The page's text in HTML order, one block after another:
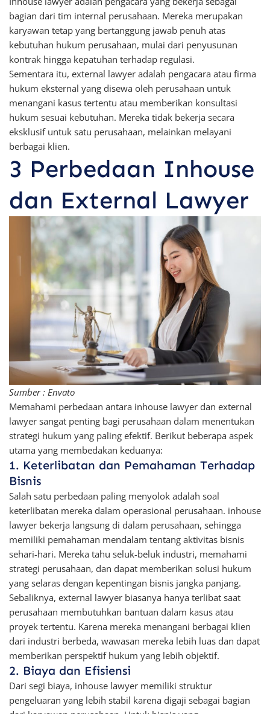
bagian dari tim internal perusahaan. Mereka merupakan
karyawan tetap yang bertanggung jawab penuh atas
kebutuhan hukum perusahaan, mulai dari penyusunan
kontrak hingga kepatuhan terhadap regulasi.
Sementara itu, external lawyer adalah pengacara atau firma
hukum eksternal yang disewa oleh perusahaan untuk
menangani kasus tertentu atau memberikan konsultasi
hukum sesuai kebutuhan. Mereka tidak bekerja secara
eksklusif untuk satu perusahaan, melainkan melayani
berbagai klien.
3 Perbedaan Inhouse
dan External Lawyer
Sumber : Envato
Memahami perbedaan antara inhouse lawyer dan external
lawyer sangat penting bagi perusahaan dalam menentukan
strategi hukum yang paling efektif. Berikut beberapa aspek
utama yang membedakan keduanya:
1. Keterlibatan dan Pemahaman Terhadap
Bisnis
Salah satu perbedaan paling menyolok adalah soal
keterlibatan mereka dalam operasional perusahaan. inhouse
lawyer bekerja langsung di dalam perusahaan, sehingga
memiliki pemahaman mendalam tentang aktivitas bisnis
sehari-hari. Mereka tahu seluk-beluk industri, memahami
strategi perusahaan, dan dapat memberikan solusi hukum
yang selaras dengan kepentingan bisnis jangka panjang.
Sebaliknya, external lawyer biasanya hanya terlibat saat
perusahaan membutuhkan bantuan dalam kasus atau
proyek tertentu. Karena mereka menangani berbagai klien
dari industri berbeda, wawasan mereka lebih luas dan dapat
memberikan perspektif hukum yang lebih objektif.
2. Biaya dan Efisiensi
Dari segi biaya, inhouse lawyer memiliki struktur
pengeluaran yang lebih stabil karena digaji sebagai bagian